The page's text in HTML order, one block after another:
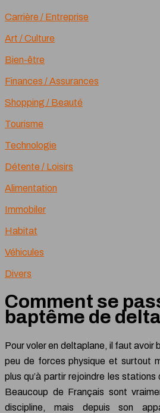
Carrière / Entreprise
Art / Culture
Bien-être
Finances / Assurances
Shopping / Beauté
Tourisme
Technologie
Détente / Loisirs
Alimentation
Immobiler
Habitat
Véhicules
Divers
Comment se
baptême de
Pour voler en deltaplane, il faut avoir
peu de forces physique et surtout
plus qu’à partir rejoindre les
Beaucoup de Français sont
discipline, mais depuis son